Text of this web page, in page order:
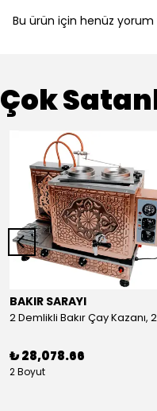
Bu ürün için henüz yorum
Çok
BAKIR SARAYI
₺ 28,078.66
2 Boyut